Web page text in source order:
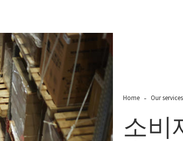
Home Our services
소비